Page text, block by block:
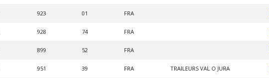
923 01 FRA
928 74 FRA
899 52 FRA
951 39 FRA TRAILEURS VAL O JURA